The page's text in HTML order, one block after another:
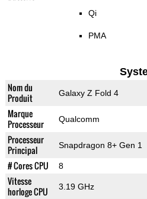
Qi
PMA
Nom du
Produit
Galaxy Z Fold 4
Marque
Processeur
Qualcomm
Processeur
Principal
Snapdragon 8+ Gen 1
# Cores CPU 8
Vitesse
horloge CPU
3.19 GHz